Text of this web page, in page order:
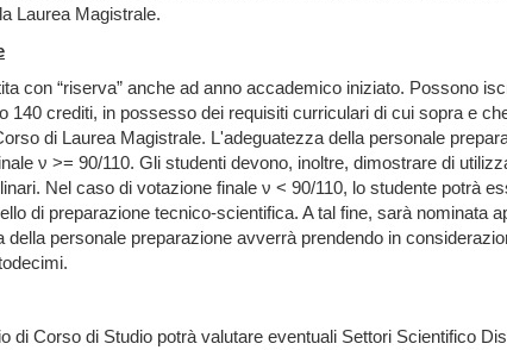
Laurea Magistrale.
con “riserva” anche ad anno accademico iniziato. Possono
140 crediti, in possesso dei requisiti curriculari di cui sopra e
di Laurea Magistrale. L'adeguatezza della personale
ν >= 90/110. Gli studenti devono, inoltre, dimostrare di
Nel caso di votazione finale ν < 90/110, lo studente potrà
di preparazione tecnico-scientifica. A tal fine, sarà nominata
della personale preparazione avverrà prendendo in
di Corso di Studio potrà valutare eventuali Settori Scientifico